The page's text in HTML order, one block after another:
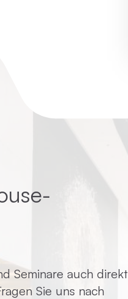
Seminare auch direkt
Sie uns nach